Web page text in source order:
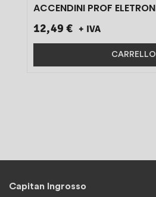
ACCENDINI PROF ELETRONICO COLOR
12,49 € + IVA
CARRELLO
Capitan Ingrosso